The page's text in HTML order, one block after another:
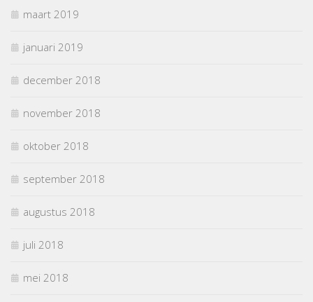
maart 2019
januari 2019
december 2018
november 2018
oktober 2018
september 2018
augustus 2018
juli 2018
mei 2018